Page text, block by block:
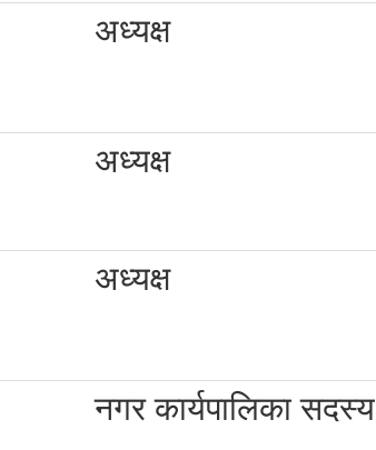
अध्यक्ष
अध्यक्ष
अध्यक्ष
नगर कार्यपालिका सदस्य